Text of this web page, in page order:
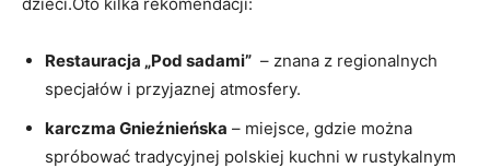
Restauracja „Pod sadami” ⁣ – znana z regionalnych‌
specjałów i przyjaznej atmosfery.
karczma Gnieźnieńska – ‌miejsce, gdzie można
spróbować tradycyjnej polskiej kuchni w rustykalnym